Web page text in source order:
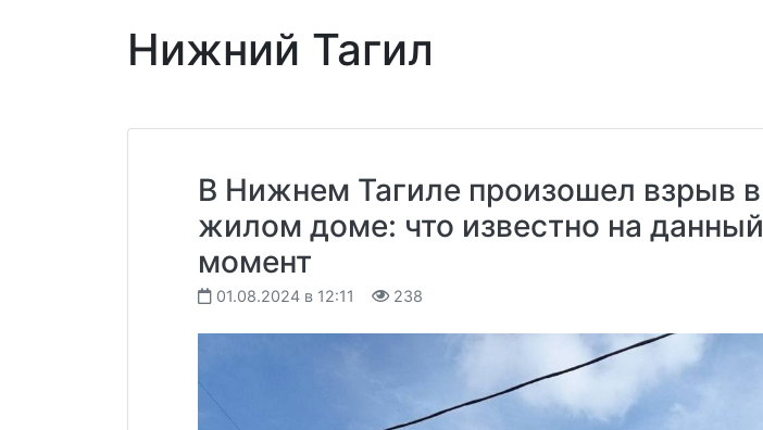
Нижний Тагил
В Нижнем Тагиле произошел взрыв в
жилом доме: что известно на данный
момент
01.08.2024 в 12:11 238